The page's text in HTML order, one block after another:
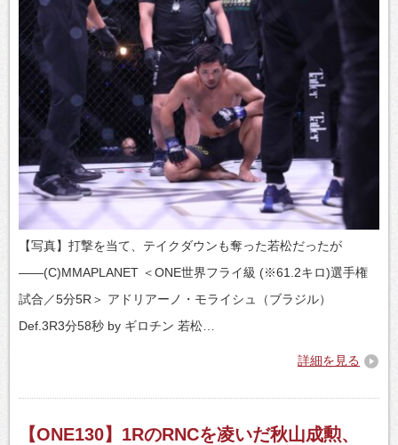
【写真】打撃を当て、テイクダウンも奪った若松だったが
――(C)MMAPLANET ＜ONE世界フライ級 (※61.2キロ)選手権
試合／5分5R＞ アドリアーノ・モライシュ（ブラジル）
Def.3R3分58秒 by ギロチン 若松…
詳細を見る
【ONE130】1RのRNCを凌いだ秋山成勲、